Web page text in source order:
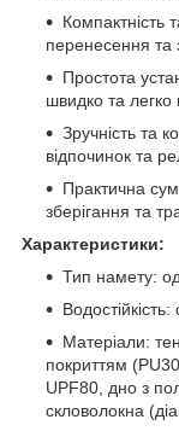
Компактність
перенесення та
Простота
швидко та легко
Зручність та
відпочинок та
Практична
зберігання та
Характеристики:
Тип намету:
Матеріали:
покриттям
UPF80, дно з
скловолокна